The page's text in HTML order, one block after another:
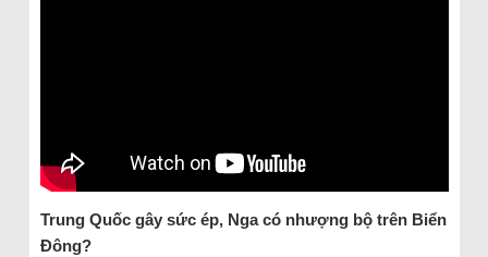
Trung Quốc gây sức ép, Nga có nhượng bộ trên Biển
Đông?